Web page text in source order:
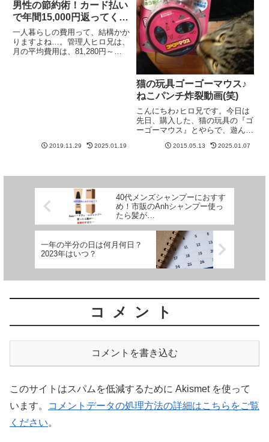
男性の節約術！カード払い
で年間15,000円返ってく
る？
一人暮らしの費用って、結構かか
りますよね…。管理人ヒロ兄は、
月の平均費用は、81,280円～
2019.11.29 2025.01.19
猫の玩具ゴーゴーマウス♪
ねこパンチ炸裂動画(笑)
こんにちわ♪ヒロ兄です。今日は
先日、購入した、猫の玩具の『ゴ
ーゴーマウス』とやらで、遊んで
思ったら、動画撮ってる最中に急
レージ容量がありません』と表示
さ...
2015.05.13 2025.01.07
40代メンズシャンプーにおすす
め！市販のAnhシャンプー使っ
たら髪が…
一年の半分の日は何月何日？
2023年はいつ？
コメント
コメントを書き込む
このサイトはスパムを低減するために Akismet を使って
います。
コメントデータの処理方法の詳細はこちらをご覧
ください。